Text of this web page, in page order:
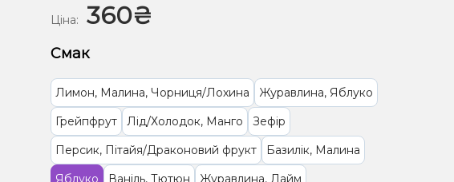
Ціна: 360₴
Смак
Лимон, Малина, Чорниця/Лохина
Журавлина, Яблуко
Грейпфрут
Лід/Холодок, Манго
Зефір
Персик, Пітайя/Драконовий фрукт
Базилік, Малина
Яблуко
Ваніль, Тютюн
Журавлина, Лайм